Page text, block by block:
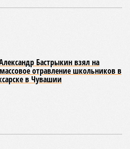
Бастрыкин взял на
отравление школьников в
в Чувашии